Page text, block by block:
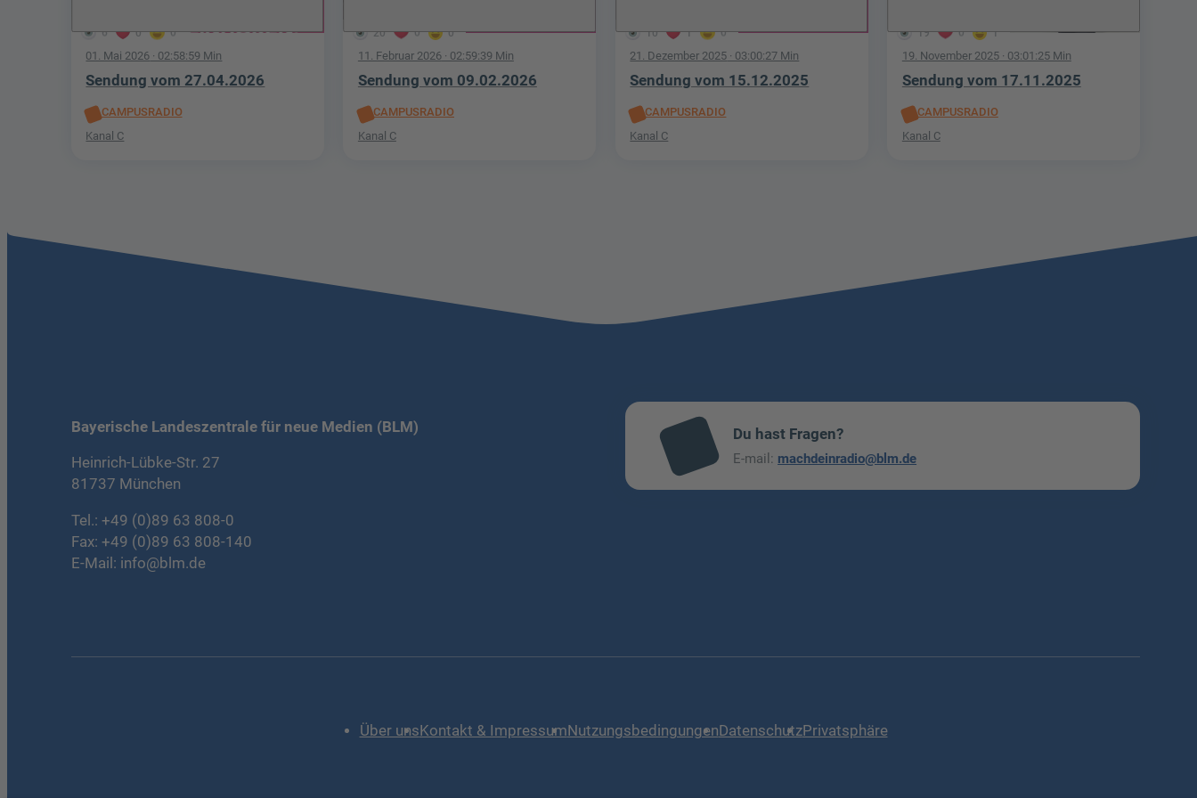
6 0 0
01. Mai 2026 · 02:58:59 Min
Sendung vom 27.04.2026
CAMPUSRADIO
Kanal C
20 0 0
11. Februar 2026· 02:59:39 Min
Sendung vom 09.02.2026
CAMPUSRADIO
Kanal C
10 1 0
21. Dezember 2025 · 03:00:27 Min
Sendung vom 15.12.2025
CAMPUSRADIO
Kanal C
19 0 1
19. November 2025· 03:01:25 Min
Sendung vom 17.11.2025
CAMPUSRADIO
Kanal C
Bayerische Landeszentrale für neue Medien (BLM)
Heinrich-Lübke-Str. 27
81737 München
Tel.: +49 (0)89 63 808-0
Fax: +49 (0)89 63 808-140
E-Mail: info@blm.de
mai
l
Du hast Fragen?
E-mail: machdeinradio@blm.de
Über unsKontakt & ImpressumNutzungsbedingungenDatenschutzPrivatsphäre